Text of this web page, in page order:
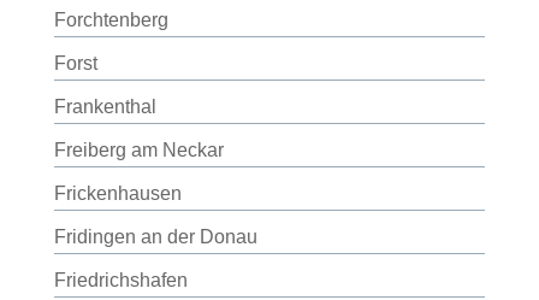
Forchtenberg
Forst
Frankenthal
Freiberg am Neckar
Frickenhausen
Fridingen an der Donau
Friedrichshafen